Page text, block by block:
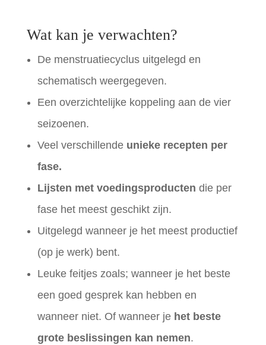
Wat kan je verwachten?
De menstruatiecyclus uitgelegd en
schematisch weergegeven.
Een overzichtelijke koppeling aan de vier
seizoenen.
Veel verschillende unieke recepten per
fase.
Lijsten met voedingsproducten die per
fase het meest geschikt zijn.
Uitgelegd wanneer je het meest productief
(op je werk) bent.
Leuke feitjes zoals; wanneer je het beste
een goed gesprek kan hebben en
wanneer niet. Of wanneer je het beste
grote beslissingen kan nemen.